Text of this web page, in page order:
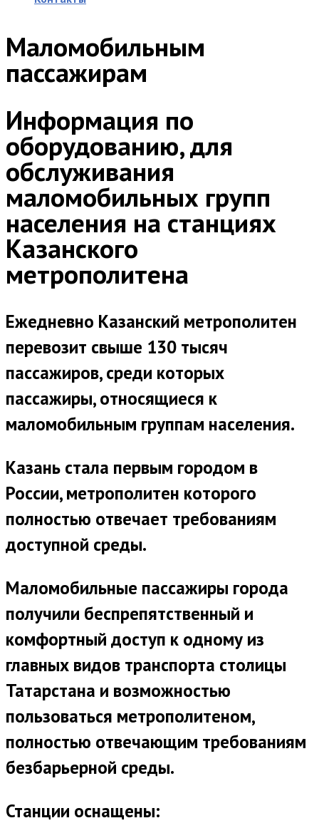
Маломобильным
пассажирам
Информация по
оборудованию, для
обслуживания
маломобильных групп
населения на станциях
Казанского
метрополитена
Ежедневно Казанский метрополитен
перевозит свыше 130 тысяч
пассажиров, среди которых
пассажиры, относящиеся к
маломобильным группам населения.
Казань стала первым городом в
России, метрополитен которого
полностью отвечает требованиям
доступной среды.
Маломобильные пассажиры города
получили беспрепятственный и
комфортный доступ к одному из
главных видов транспорта столицы
Татарстана и возможностью
пользоваться метрополитеном,
полностью отвечающим требованиям
безбарьерной среды.
Станции оснащены: